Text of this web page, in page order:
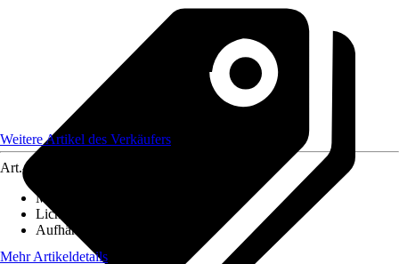
Weitere Artikel des Verkäufers
Art.-Nr.
Maße (BxH)
Lichtdurchlässigkeit
Aufhängungsart
Mehr Artikeldetails